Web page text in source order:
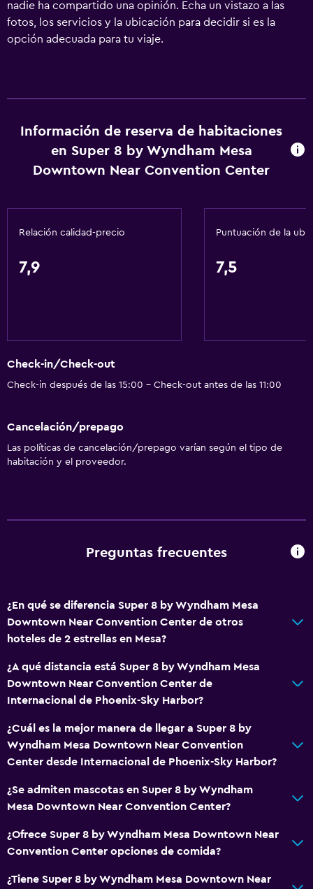
nadie ha compartido una opinión. Echa un vistazo a las
fotos, los servicios y la ubicación para decidir si es la
opción adecuada para tu viaje.
Información de reserva de habitaciones
en Super 8 by Wyndham Mesa
Downtown Near Convention Center
Relación calidad-precio
7,9
Puntuación de la
7,5
Check-in/Check-out
Check-in después de las 15:00 - Check-out antes de las 11:00
Cancelación/prepago
Las políticas de cancelación/prepago varían según el tipo de
habitación y el proveedor.
Preguntas frecuentes
¿En qué se diferencia Super 8 by Wyndham Mesa
Downtown Near Convention Center de otros
hoteles de 2 estrellas en Mesa?
¿A qué distancia está Super 8 by Wyndham Mesa
Downtown Near Convention Center de
Internacional de Phoenix-Sky Harbor?
¿Cuál es la mejor manera de llegar a Super 8 by
Wyndham Mesa Downtown Near Convention
Center desde Internacional de Phoenix-Sky Harbor?
¿Se admiten mascotas en Super 8 by Wyndham
Mesa Downtown Near Convention Center?
¿Ofrece Super 8 by Wyndham Mesa Downtown Near
Convention Center opciones de comida?
¿Tiene Super 8 by Wyndham Mesa Downtown Near